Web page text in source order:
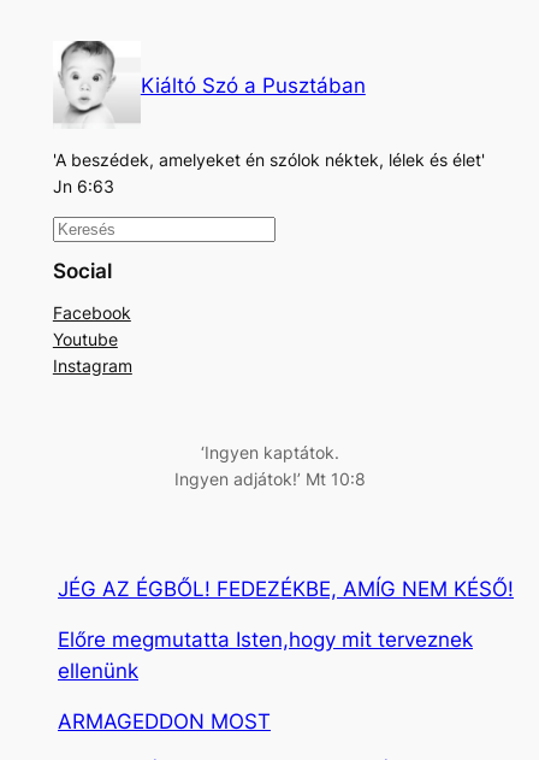
Kiáltó Szó a Pusztában
'A beszédek, amelyeket én szólok néktek, lélek és élet'
Jn 6:63
K
e
e
s
Social
Facebook
Youtube
Instagram
‘Ingyen kaptátok.
Ingyen adjátok!’ Mt 10:8
JÉG AZ ÉGBŐL! FEDEZÉKBE, AMÍG NEM KÉSŐ!
Előre megmutatta Isten,hogy mit terveznek
ellenünk
ARMAGEDDON MOST